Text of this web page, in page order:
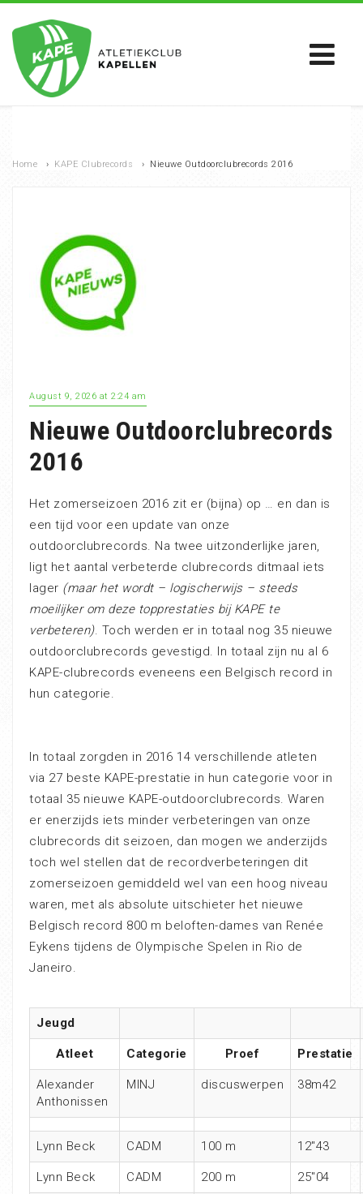
Home › KAPE Clubrecords › Nieuwe Outdoorclubrecords 2016
August 9, 2026 at 2:24 am
Nieuwe Outdoorclubrecords
2016
Het zomerseizoen 2016 zit er (bijna) op … en dan is
een tijd voor een update van onze
outdoorclubrecords. Na twee uitzonderlijke jaren,
ligt het aantal verbeterde clubrecords ditmaal iets
lager (maar het wordt – logischerwijs – steeds
moeilijker om deze topprestaties bij KAPE te
verbeteren). Toch werden er in totaal nog 35 nieuwe
outdoorclubrecords gevestigd. In totaal zijn nu al 6
KAPE-clubrecords eveneens een Belgisch record in
hun categorie.
In totaal zorgden in 2016 14 verschillende atleten
via 27 beste KAPE-prestatie in hun categorie voor in
totaal 35 nieuwe KAPE-outdoorclubrecords. Waren
er enerzijds iets minder verbeteringen van onze
clubrecords dit seizoen, dan mogen we anderzijds
toch wel stellen dat de recordverbeteringen dit
zomerseizoen gemiddeld wel van een hoog niveau
waren, met als absolute uitschieter het nieuwe
Belgisch record 800 m beloften-dames van Renée
Eykens tijdens de Olympische Spelen in Rio de
Janeiro.
Jeugd
Atleet Categorie Proef Prestatie
Alexander
Anthonissen
MINJ discuswerpen 38m42
Lynn Beck CADM 100 m 12″43
Lynn Beck CADM 200 m 25″04